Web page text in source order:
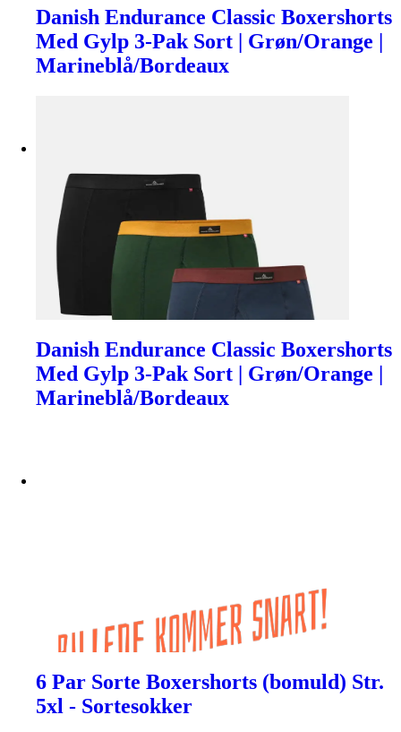
Danish Endurance Classic Boxershorts
Med Gylp 3-Pak Sort | Grøn/Orange |
Marineblå/Bordeaux
Danish Endurance Classic Boxershorts
Med Gylp 3-Pak Sort | Grøn/Orange |
Marineblå/Bordeaux
6 Par Sorte Boxershorts (bomuld) Str.
5xl - Sortesokker